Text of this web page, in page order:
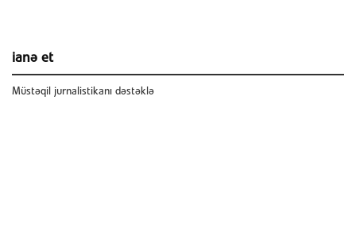
ianə et
Müstəqil jurnalistikanı dəstəklə